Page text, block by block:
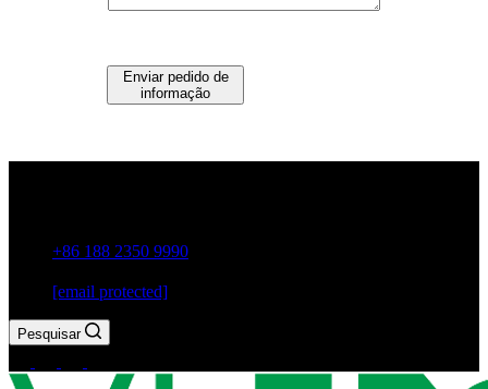
Enviar pedido de
informação
+86 188 2350 9990
[email protected]
Pesquisar